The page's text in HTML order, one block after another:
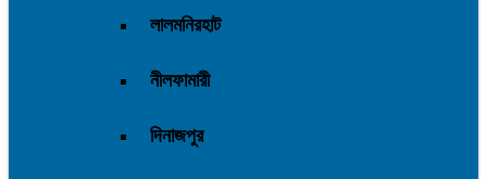
লালমনিরহাট
নীলফামারী
দিনাজপুর